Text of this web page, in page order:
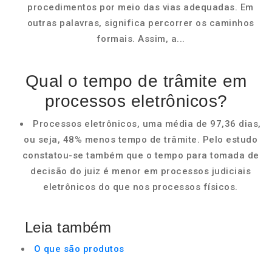
procedimentos por meio das vias adequadas. Em
outras palavras, significa percorrer os caminhos
formais. Assim, a...
Qual o tempo de trâmite em
processos eletrônicos?
Processos eletrônicos, uma média de 97,36 dias,
ou seja, 48% menos tempo de trâmite. Pelo estudo
constatou-se também que o tempo para tomada de
decisão do juiz é menor em processos judiciais
eletrônicos do que nos processos físicos.
Leia também
O que são produtos